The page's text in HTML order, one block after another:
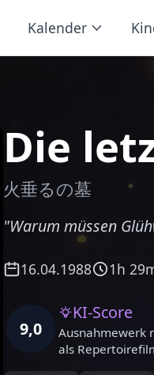
Kalender
Die
火垂るの墓
"Warum müssen
16.04.1988 1h
9,0
KI-Score
Ausnahmewerk
als